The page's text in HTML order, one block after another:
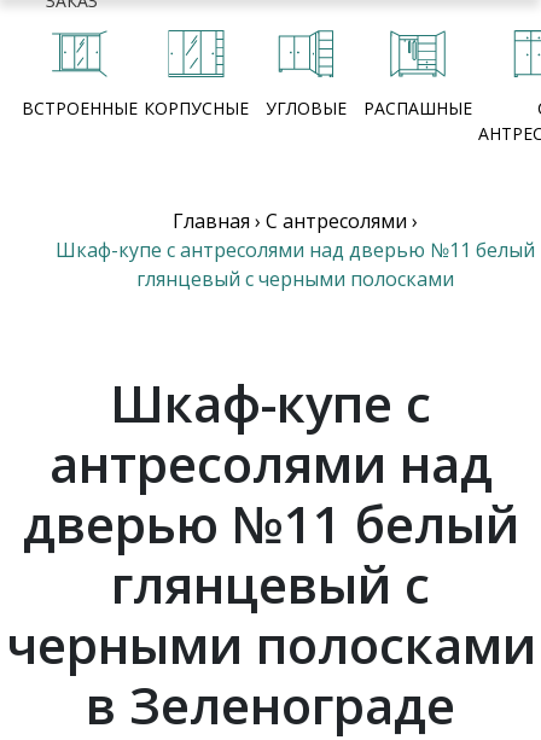
ВСТРОЕННЫЕ КОРПУСНЫЕ УГЛОВЫЕ РАСПАШНЫЕ
Главная › С антресолями ›
Шкаф-купе с антресолями над дверью №11 белый
глянцевый с черными полосками
Шкаф-купе с
антресолями над
дверью №11 белый
глянцевый с
черными полосками
в Зеленограде